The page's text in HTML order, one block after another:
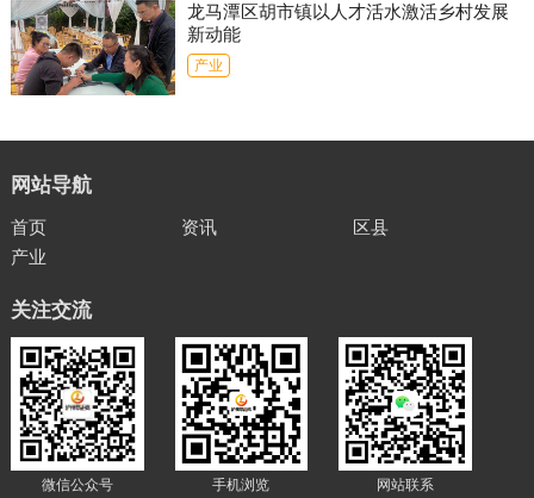
龙马潭区胡市镇以人才活水激活乡村发展
新动能
产业
网站导航
首页 资讯
区县
产业
关注交流
微信公众号 手机浏览 网站联系